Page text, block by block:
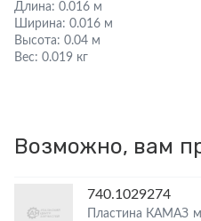
Длина: 0.016 м
Ширина: 0.016 м
Высота: 0.04 м
Вес: 0.019 кг
Возможно, вам
740.1029274
Пластина КАМАЗ